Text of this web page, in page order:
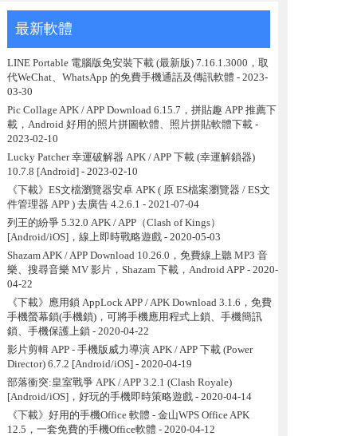
最新軟體
LINE Portable 電腦版免安裝下載 (最新版) 7.16.1.3000，取
代WeChat、WhatsApp 的免費手機通話及傳訊軟體 - 2023-
03-30
Pic Collage APK / APP Download 6.15.7，拼貼趣 APP 推薦下
載，Android 好用的照片拼圖軟體、照片拼貼軟體下載-
2023-02-10
Lucky Patcher 幸運破解器 APK / APP 下載 (幸運解鎖器)
10.7.8 [Android] - 2023-02-10
《下載》ES文檔瀏覽器安卓 APK ( 原 ES檔案瀏覽器 / ES文
件管理器 APP ) 去廣告 4.2.6.1 - 2021-07-04
列王的紛爭 5.32.0 APK / APP（Clash of Kings）
[Android/iOS]，線上即時戰略遊戲- 2020-05-03
Shazam APK / APP Download 10.26.0，免費線上聽 MP3 音
樂、搜尋音樂 MV 影片，Shazam 下載，Android APP- 2020-
04-22
《下載》應用鎖 AppLock APP / APK Download 3.1.6，免費
手機螢幕鎖(手機鎖)，可將手機應用程式上鎖、手機簡訊
鎖、手機保護上鎖 - 2020-04-22
影片剪輯 APP - 手機版威力導演 APK / APP 下載 (Power
Director) 6.7.2 [Android/iOS]- 2020-04-19
部落衝突:皇室戰爭 APK / APP 3.2.1 (Clash Royale)
[Android/iOS]，好玩的手機即時策略遊戲- 2020-04-14
《下載》好用的手機Office 軟體 - 金山WPS Office APK
12.5，一套免費的手機Office軟體 - 2020-04-12